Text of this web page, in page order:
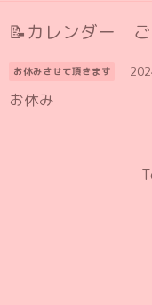
📝カレンダー ご
お休みさせて頂きます
お休み